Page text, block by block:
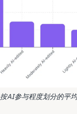
按AI参与程度划分的平